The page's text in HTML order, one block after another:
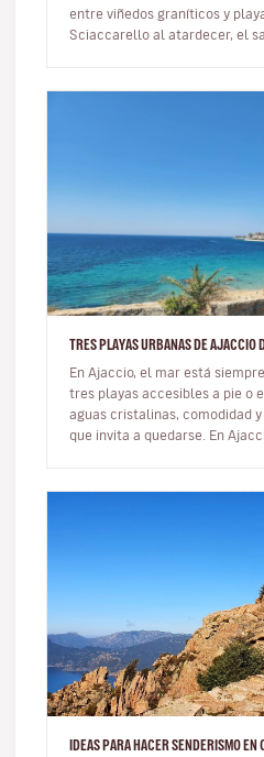
entre viñedos graníticos y
Sciaccarello al atardecer, el
TRES PLAYAS URBANAS DE AJACCIO
En Ajaccio, el mar está
tres playas accesibles a pie o
aguas cristalinas, comodidad
que invita a quedarse. En Ajaccio, el mar forma parte de
IDEAS PARA HACER SENDERISMO EN